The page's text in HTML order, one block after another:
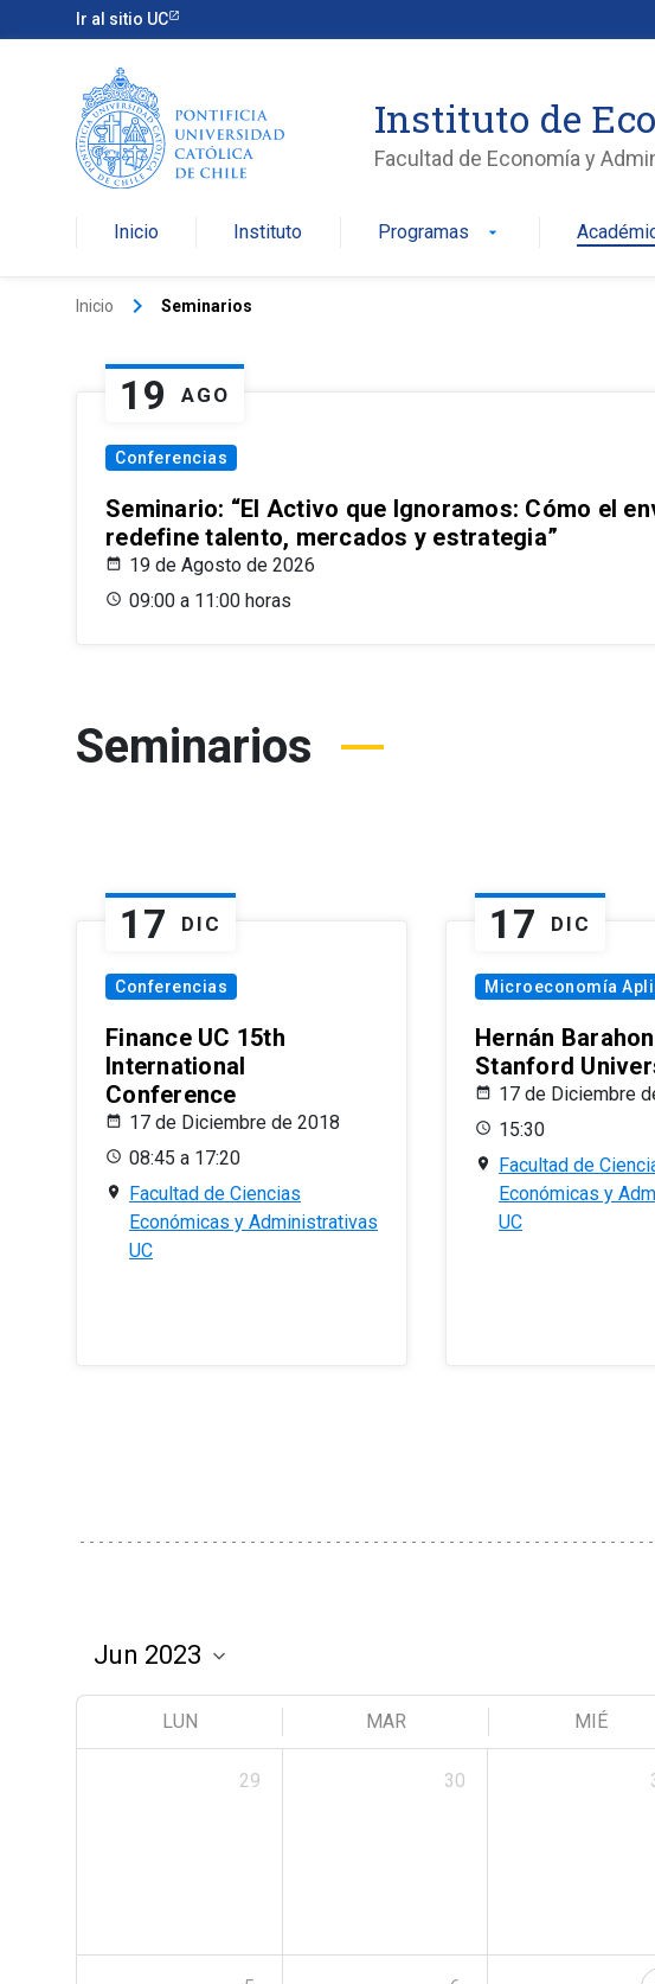
Ir al sitio UC
Instituto de
Facultad de Economía y
Inicio Instituto Programas arrow_drop_down
Inicio keyboard_arrow_right Seminarios
19 AGO
Conferencias
Seminario: “El Activo que Ignoramos: Cómo el
redefine talento, mercados y estrategia”
19 de Agosto de 2026
09:00 a 11:00 horas
Seminarios
17 DIC
Conferencias
Finance UC 15th
International
Conference
17 de Diciembre de 2018
08:45 a 17:20
Facultad de Ciencias
Económicas y Administrativas
UC
17 DIC
Microeconomía
Hernán
Stanford
17 de Diciembre
15:30
Facultad de
Económicas y
UC
LUN MAR MIÉ
29 30